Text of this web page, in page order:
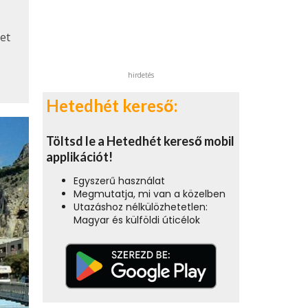
hirdetés
Hetedhét kereső:
Töltsd le a Hetedhét kereső mobil
applikációt!
Egyszerű használat
Megmutatja, mi van a közelben
Utazáshoz nélkülözhetetlen:
Magyar és külföldi úticélok